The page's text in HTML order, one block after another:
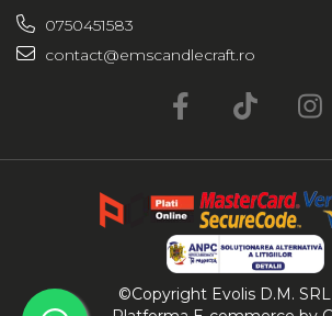
0750451583
contact@emscandlecraft.ro
©Copyright Evolis D.M.